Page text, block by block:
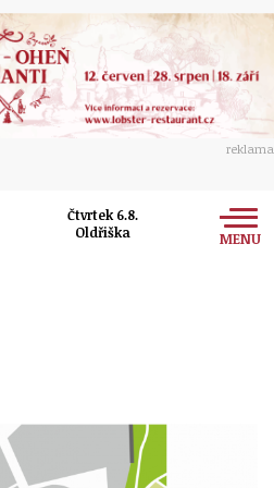
reklama
Čtvrtek 6.8.
Oldřiška
MENU